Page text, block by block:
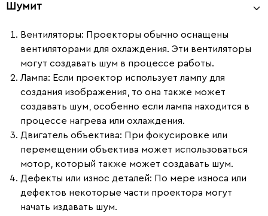
Шумит
Вентиляторы: Проекторы обычно оснащены
вентиляторами для охлаждения. Эти вентиляторы
могут создавать шум в процессе работы.
Лампа: Если проектор использует лампу для
создания изображения, то она также может
создавать шум, особенно если лампа находится в
процессе нагрева или охлаждения.
Двигатель объектива: При фокусировке или
перемещении объектива может использоваться
мотор, который также может создавать шум.
Дефекты или износ деталей: По мере износа или
дефектов некоторые части проектора могут
начать издавать шум.